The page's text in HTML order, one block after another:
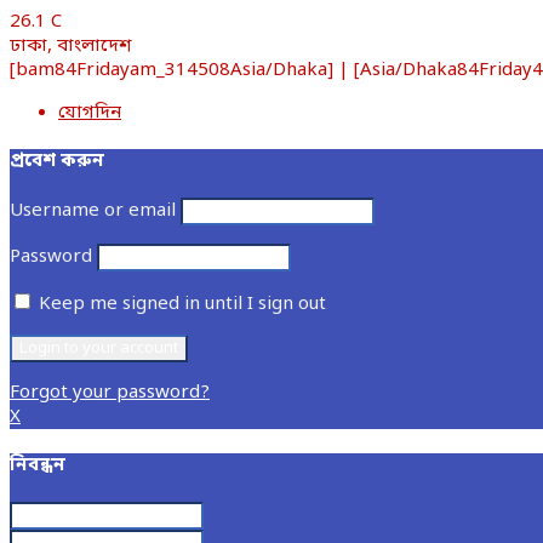
26.1 C
ঢাকা, বাংলাদেশ
[bam84Fridayam_314508Asia/Dhaka] | [Asia/
যোগদিন
প্রবেশ করুন
Username or email
Password
Keep me signed in until I sign out
Forgot your password?
X
নিবন্ধন